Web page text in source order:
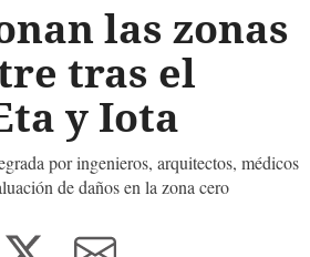
las zonas
tras el
y Iota
por ingenieros, arquitectos, médicos
de daños en la zona cero